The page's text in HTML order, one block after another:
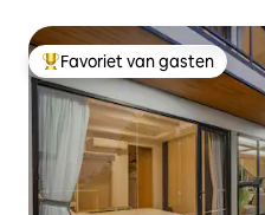
Topfavoriet van gasten
Favoriet van gasten